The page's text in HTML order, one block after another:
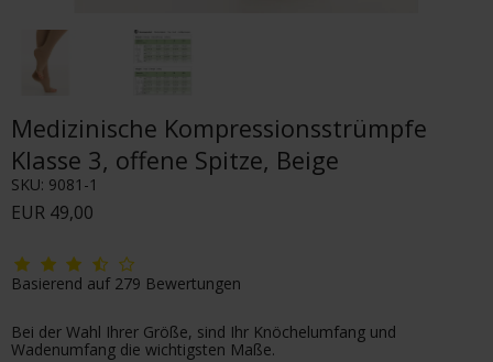
Medizinische Kompressionsstrümpfe
Klasse 3, offene Spitze, Beige
SKU: 9081-1
EUR 49,00
Basierend auf 279 Bewertungen
Bei der Wahl Ihrer Größe, sind Ihr Knöchelumfang und
Wadenumfang die wichtigsten Maße.